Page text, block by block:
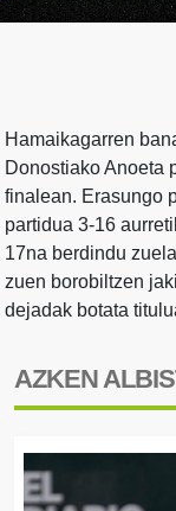
Hamaikagarren
Donostiako Anoeta
finalean. Erasungo
partidua 3-16
17na berdindu
zuen borobiltzen
dejadak botata
AZKEN